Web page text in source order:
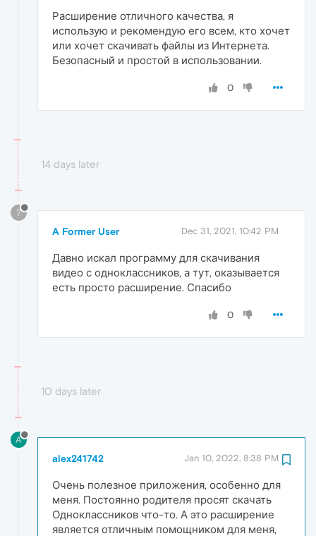
Расширение отличного качества, я
использую и рекомендую его всем, кто хочет
или хочет скачивать файлы из Интернета.
Безопасный и простой в использовании.
0
14 days later
?
A Former User Dec 31, 2021, 10:42 PM
Давно искал программу для скачивания
видео с одноклассников, а тут, оказывается
есть просто расширение. Спасибо
0
10 days later
A
alex241742 Jan 10, 2022, 8:38 PM
Очень полезное приложения, особенно для
меня. Постоянно родителя просят скачать
Одноклассников что-то. А это расширение
является отличным помощником для меня,